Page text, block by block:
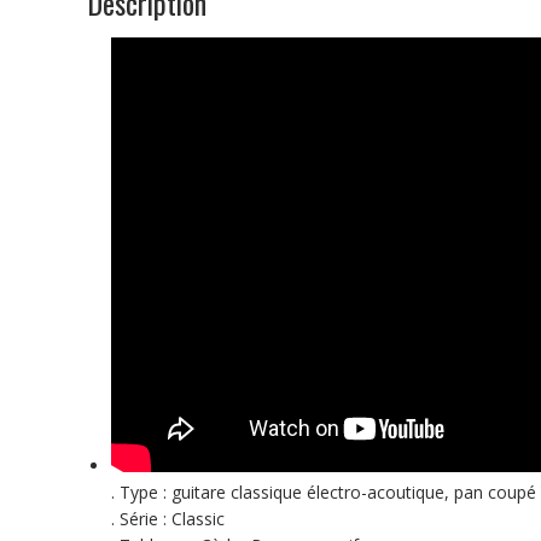
. Type : guitare classique électro-acoutique, pan coupé
. Série : Classic